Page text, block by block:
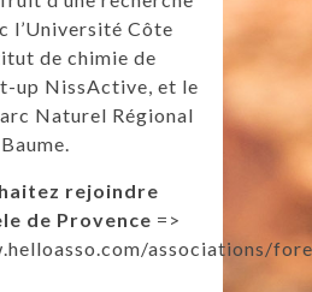
l’Université Côte
de chimie de
up NissActive, et le
Naturel Régional
rejoindre
de Provence =>
associations/